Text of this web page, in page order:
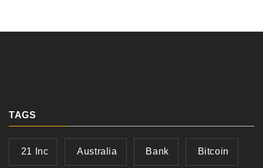
TAGS
21 Inc Australia Bank Bitcoin